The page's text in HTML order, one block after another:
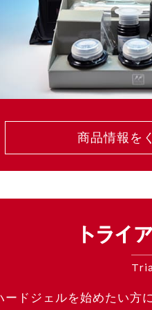
商品情報を
トライ
ードジェルを始めたい方